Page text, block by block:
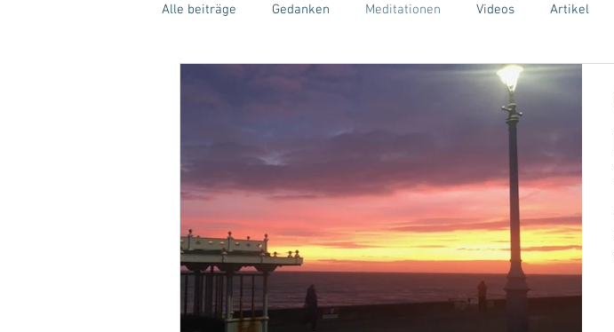
Alle beiträge Gedanken Meditationen Videos Artikel